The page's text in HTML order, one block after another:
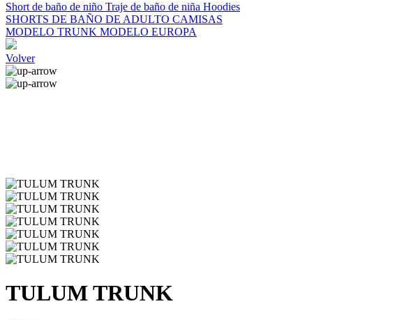
Short de baño de niño Traje de baño de niña Hoodies
SHORTS DE BAÑO DE ADULTO CAMISAS
MODELO TRUNK MODELO EUROPA
Volver
TULUM TRUNK